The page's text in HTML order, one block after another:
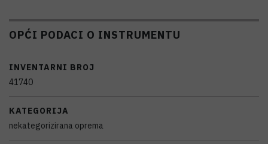
OPĆI PODACI O INSTRUMENTU
INVENTARNI BROJ
41740
KATEGORIJA
nekategorizirana oprema